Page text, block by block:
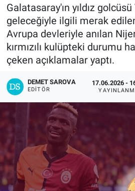
Galatasaray'ın yıldız
geleceğiyle ilgili merak
Avrupa devleriyle anılan
kırmızılı kulüpteki durumu
çeken açıklamalar yaptı.
DEMET SAROVA
EDITÖR
17.06.2026 -
Keşfet
ASTROLOJİ
İLAN
Bize ulaşın
İletişim/Künye